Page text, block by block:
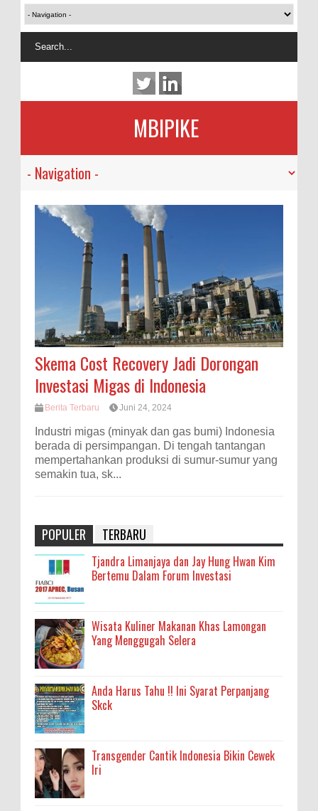
MBIPIKE
Skema Cost Recovery Jadi Dorongan
Investasi Migas di Indonesia
Berita Terbaru Juni 24, 2024
Industri migas (minyak dan gas bumi) Indonesia
berada di persimpangan. Di tengah tantangan
mempertahankan produksi di sumur-sumur yang
semakin tua, sk...
POPULER TERBARU
Tjandra Limanjaya dan Jay Hung Hwan Kim
Bertemu Dalam Forum Investasi
Wisata Kuliner Makanan Khas Lamongan
Yang Menggugah Selera
Anda Harus Tahu !! Ini Syarat Perpanjang
Skck
Transgender Cantik Indonesia Bikin Cewek
Iri